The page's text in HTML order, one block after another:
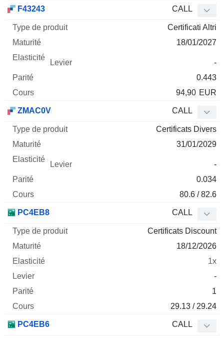
F43243 CALL
Certificati Altri
18/01/2027
-
0.443
94,90 EUR
ZMAC0V CALL
Certificats Divers
31/01/2029
-
0.034
80.6 / 82.6
PC4EB8 CALL
Certificats Discount
18/12/2026
1x
-
1
29.13 / 29.24
PC4EB6 CALL